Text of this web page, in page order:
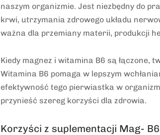
naszym organizmie. Jest niezbędny do
krwi, utrzymania zdrowego układu
ważna dla przemiany materii, produkcji
Kiedy magnez i witamina B6 są łączone,
Witamina B6 pomaga w lepszym
efektywność tego pierwiastka w
przynieść szereg korzyści dla zdrowia.
Korzyści z suplementacji Mag- B6